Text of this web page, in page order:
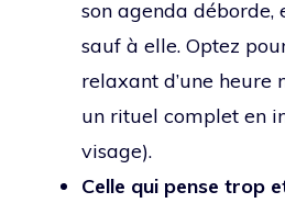
son agenda déborde,
sauf à elle. Optez
relaxant d’une
un rituel complet en
visage).
Celle qui pense trop